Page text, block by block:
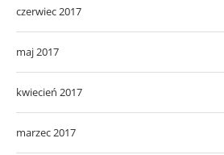
czerwiec 2017
maj 2017
kwiecień 2017
marzec 2017